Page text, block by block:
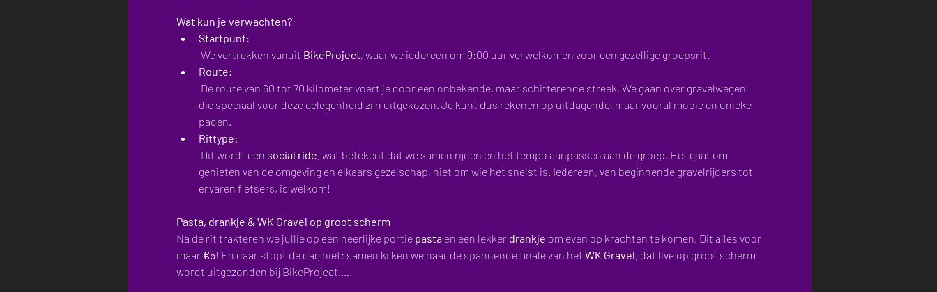
Wat kun je verwachten?
Startpunt:
We vertrekken vanuit BikeProject, waar we iedereen om 9:00 uur verwelkomen voor een gezellige groepsrit.
Route:
die speciaal voor deze gelegenheid zijn uitgekozen. Je kunt dus rekenen op uitdagende, maar vooral mooie en unieke
paden.
Rittype:
Dit wordt een social ride, wat betekent dat we samen rijden en het tempo aanpassen aan de groep. Het gaat om
genieten van de omgeving en elkaars gezelschap, niet om wie het snelst is. Iedereen, van beginnende gravelrijders tot
ervaren fietsers, is welkom!
Pasta, drankje & WK Gravel op groot scherm
Na de rit trakteren we jullie op een heerlijke portie pasta en een lekker drankje om even op krachten te komen. Dit alles voor
maar €5! En daar stopt de dag niet: samen kijken we naar de spannende finale van het WK Gravel, dat live op groot scherm
wordt uitgezonden bij BikeProject.…